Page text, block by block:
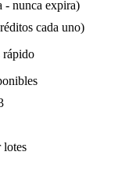
- nunca expira)
cada uno)
rápido
lotes